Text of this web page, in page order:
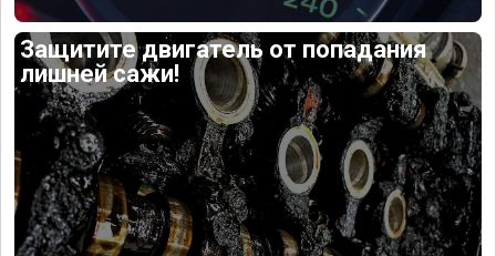
Защитите двигатель от попадания
лишней сажи!